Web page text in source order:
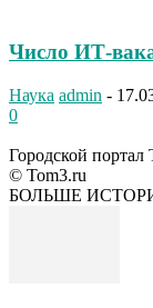
Число ИТ-
Наука admin -
0
Городской портал
© Tom3.ru
БОЛЬШЕ